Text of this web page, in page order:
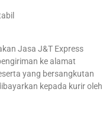
Jasa J&T Express
ke alamat
yang bersangkutan
kepada kurir oleh